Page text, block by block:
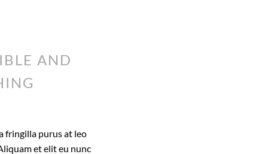
AND
fringilla purus at leo
et elit eu nunc